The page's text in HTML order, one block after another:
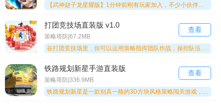
【武神赵子龙星耀版】1分钟前刚有玩家加入，不少小伙伴都很青睐这个版本。超精彩激烈的三国对决已经开启，完成各类在线战斗，能带来超独特的体验。你可以自由挑选卡牌角色参与对战，熟悉每个角色的特点，对战时才能更有效地克制对手。小编已经把相关攻略放在内容里了，大家可以搭配着攻略了解玩法，在游戏里自由对决，喜欢的话就来试试吧！
打团竞技场直装版 v1.0
策略塔防|67.2MB
在打团竞技场里，你可以运用策略指挥团队作战，操控队伍与敌人展开对决。灵活运用战术来抵御敌人，壮大团队规模以获取更强的力量。简约的画风让体验更具趣味，还能借助道具辅助战斗。通过持续努力赢得胜利，获取更多奖励，轻松享受战斗挑战的乐趣。
查看
铁路规划新星手游直装版
策略塔防|336.9MB
铁路规划新星是一款别具一格的3D方块风格策略闯关游戏，玩家在游戏中需精心规划铁路布局与建设，对每个关卡的铁路网络进行合理优化。每个关卡都设定了不同的目标与难度，玩家要借助有限的资源和时间，规划出最优的铁路网络。
查看